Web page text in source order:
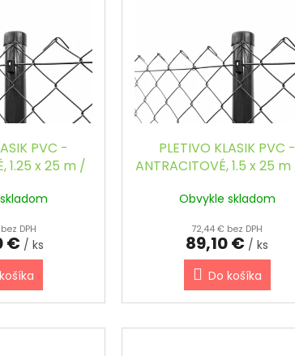
PVC -
1.25 x 25 m /
DPH
€ / ks
PLETIVO KLASIK PVC -
ANTRACITOVÉ, 1.5 x 25
Obvykle skladom
72,44 € bez DPH
89,10 € / ks
Do košíka